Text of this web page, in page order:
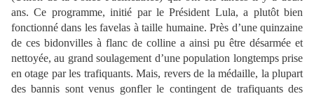
ans. Ce programme, initié par le Président Lula, a plutôt bien
fonctionné dans les favelas à taille humaine. Près d’une quinzaine
de ces bidonvilles à flanc de colline a ainsi pu être désarmée et
nettoyée, au grand soulagement d’une population longtemps prise
en otage par les trafiquants. Mais, revers de la médaille, la plupart
des bannis sont venus gonfler le contingent de trafiquants des